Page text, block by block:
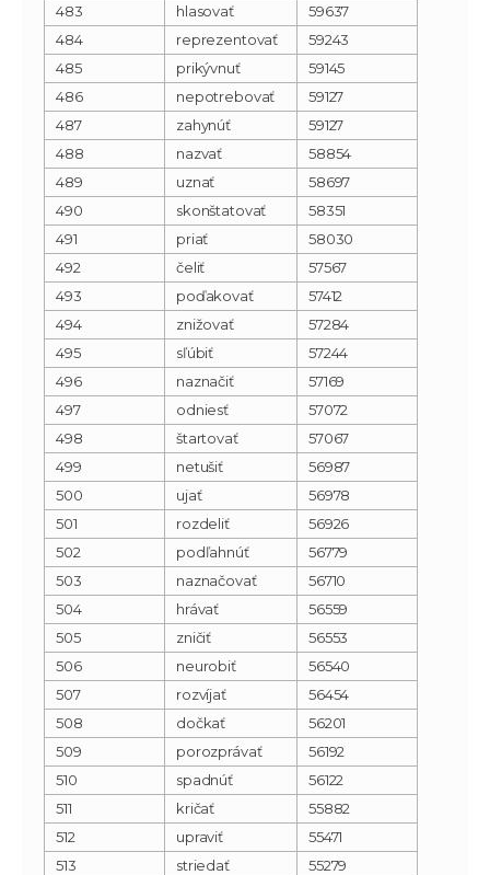
483
hlasovať
59637
484
reprezentovať
59243
485
prikývnuť
59145
486
nepotrebovať
59127
487
zahynúť
59127
488
nazvať
58854
489
uznať
58697
490
skonštatovať
58351
491
priať
58030
492
čeliť
57567
493
poďakovať
57412
494
znižovať
57284
495
sľúbiť
57244
496
naznačiť
57169
497
odniesť
57072
498
štartovať
57067
499
netušiť
56987
500
ujať
56978
501
rozdeliť
56926
502
podľahnúť
56779
503
naznačovať
56710
504
hrávať
56559
505
zničiť
56553
506
neurobiť
56540
507
rozvíjať
56454
508
dočkať
56201
509
porozprávať
56192
510
spadnúť
56122
511
kričať
55882
512
upraviť
55471
513
striedať
55279